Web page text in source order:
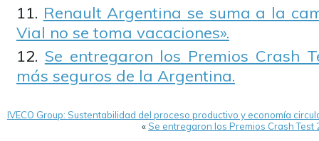
Renault Argentina se suma a la
Vial no se toma vacaciones».
Se entregaron los Premios Crash
más seguros de la Argentina.
IVECO Group: Sustentabilidad del proceso productivo y economía
«Se entregaron los Premios Crash